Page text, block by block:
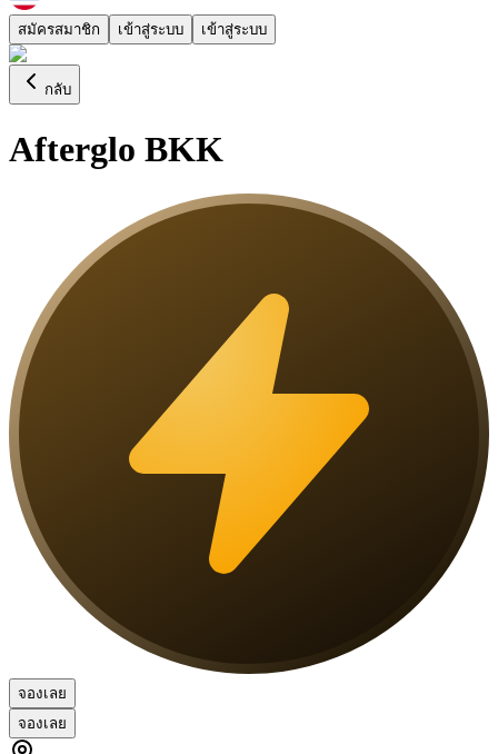
สมัครสมาชิก เข้าสู่ระบบ เข้าสู่ระบบ
กลับ
Afterglo BKK
จองเลย
จองเลย